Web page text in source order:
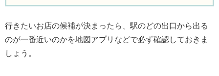
行きたいお店の候補が決まったら、駅のどの出口から出る
のが一番近いのかを地図アプリなどで必ず確認しておきま
しょう。